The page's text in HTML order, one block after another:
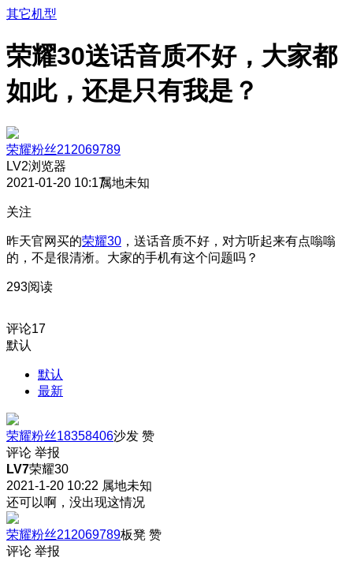
其它机型
荣耀30送话音质不好，大家都
如此，还是只有我是？
荣耀粉丝212069789
LV2浏览器
2021-01-20 10:17属地未知
关注
昨天官网买的荣耀30 ，送话音质不好，对方听起来有点嗡嗡
的，不是很清淅。大家的手机有这个问题吗？
293阅读
评论17
默认
默认
最新
荣耀粉丝18358406沙发 赞
评论 举报
LV7荣耀30
2021-1-20 10:22 属地未知
还可以啊，没出现这情况
荣耀粉丝212069789板凳 赞
评论 举报